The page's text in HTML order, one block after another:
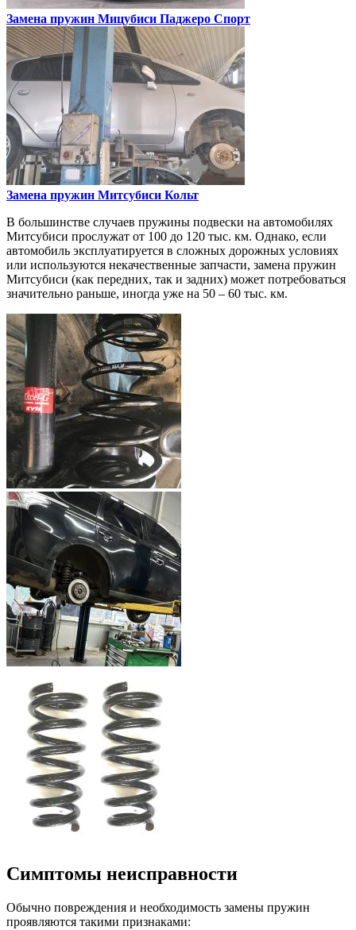
Замена пружин Мицубиси Паджеро Спорт
Замена пружин Митсубиси Кольт
В большинстве случаев пружины подвески на автомобилях
Митсубиси прослужат от 100 до 120 тыс. км. Однако, если
автомобиль эксплуатируется в сложных дорожных условиях
или используются некачественные запчасти, замена пружин
Митсубиси (как передних, так и задних) может потребоваться
значительно раньше, иногда уже на 50 – 60 тыс. км.
Симптомы неисправности
Обычно повреждения и необходимость замены пружин
проявляются такими признаками: